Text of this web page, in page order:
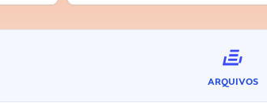
ARQUIVOS